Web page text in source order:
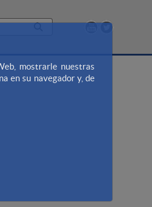
mostrarle nuestras
en su navegador y, de